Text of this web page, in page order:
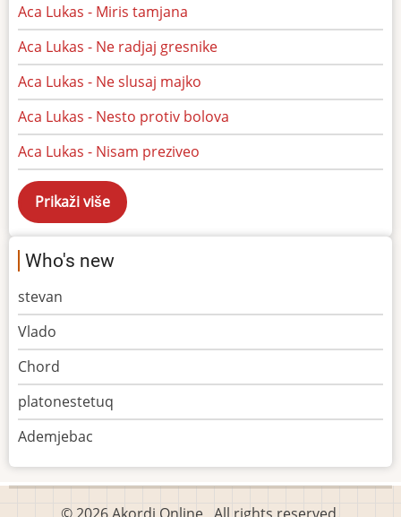
Aca Lukas - Miris tamjana
Aca Lukas - Ne radjaj gresnike
Aca Lukas - Ne slusaj majko
Aca Lukas - Nesto protiv bolova
Aca Lukas - Nisam preziveo
Who's new
stevan
Vlado
Chord
platonestetuq
Ademjebac